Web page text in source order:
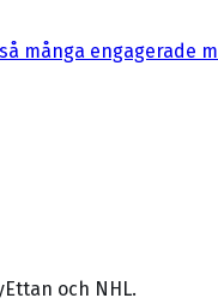
många engagerade
och NHL.